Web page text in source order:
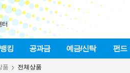
터
킹 공과금 예금/신탁 펀드
품 전체상품